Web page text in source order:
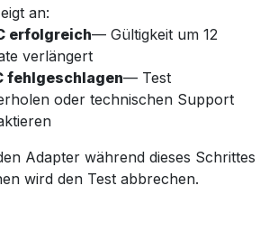
an:
erfolgreich— Gültigkeit um 12
verlängert
fehlgeschlagen— Test
oder technischen Support
Adapter während dieses Schrittes
wird den Test abbrechen.